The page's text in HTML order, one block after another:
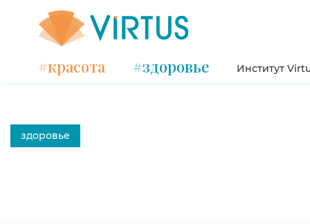
#красота #здоровье Институт
здоровье